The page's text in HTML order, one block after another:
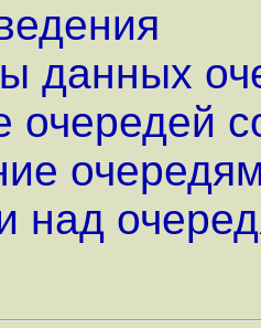
данных
очередей
над